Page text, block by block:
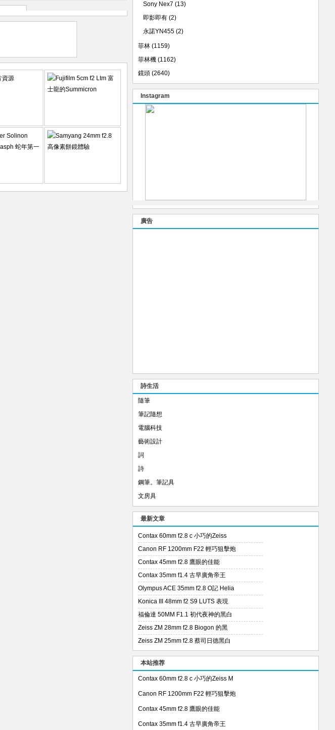
Sony Nex7 (13)
即影即有 (2)
永諾YN455 (2)
菲林 (1159)
菲林機 (1162)
鏡頭 (2640)
Instagram
廣告
詩生活
隨筆
筆記隨想
電腦科技
藝術設計
詞
詩
鋼筆。筆記具
文房具
最新文章
Contax 60mm f2.8 c 小巧的Zeiss
Canon RF 1200mm F22 輕巧狙擊炮
Contax 45mm f2.8 鷹眼的佳能
Contax 35mm f1.4 古早廣角帝王
Olympus ACE 35mm f2.8 O記 Helia
Konica III 48mm f2 S9 LUTS 表現
福倫達 50MM F1.1 初代夜神的黑白
Zeiss ZM 28mm f2.8 Biogon 的黑
Zeiss ZM 25mm f2.8 蔡司日德黑白
本站推荐
Contax 60mm f2.8 c 小巧的Zeiss M
Canon RF 1200mm F22 輕巧狙擊炮
Contax 45mm f2.8 鷹眼的佳能
Contax 35mm f1.4 古早廣角帝王